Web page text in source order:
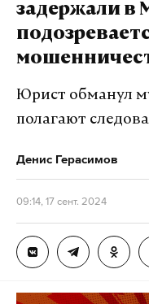
задержали в
Юрист обманул
полагают
Денис Герасимов
09:14, 17 сент. 2024